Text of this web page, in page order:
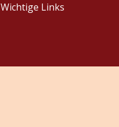
Wichtige Links